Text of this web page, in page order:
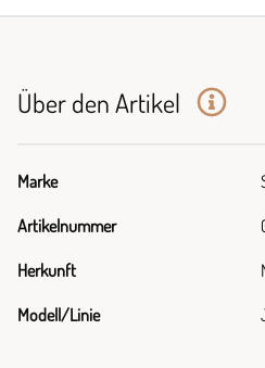
Über den Artikel
Marke
Artikelnummer
Herkunft
Modell/Linie